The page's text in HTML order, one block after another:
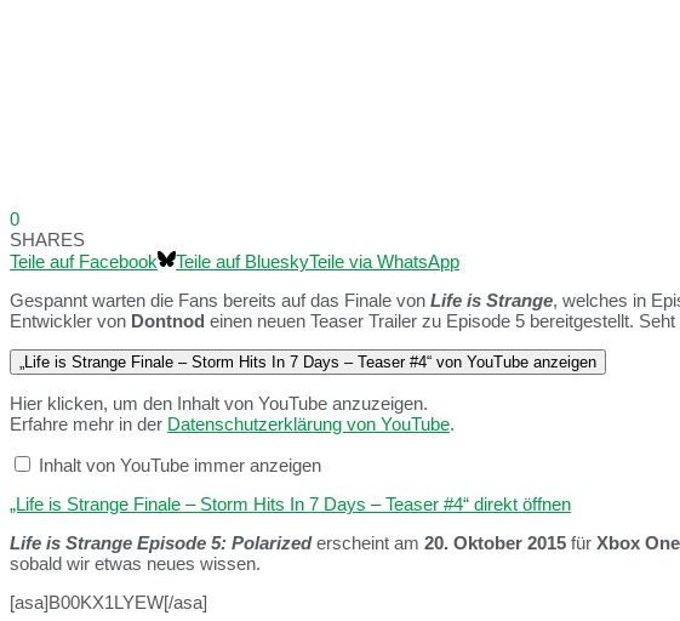
0
SHARES
Teile auf Facebook
Teile auf BlueskyTeile via WhatsApp
Gespannt warten die Fans bereits auf das Finale von Life is Strange, welches in
Entwickler von Dontnod einen neuen Teaser Trailer zu Episode 5 bereitgestellt. Seht
„Life is Strange Finale – Storm Hits In 7 Days – Teaser #4“ von YouTube anzeigen
Hier klicken, um den Inhalt von YouTube anzuzeigen.
Erfahre mehr in der Datenschutzerklärung von YouTube.
Inhalt von YouTube immer anzeigen
„Life is Strange Finale – Storm Hits In 7 Days – Teaser #4“ direkt öffnen
Life is Strange Episode 5: Polarizederscheint am 20. Oktober 2015 für Xbox One
sobald wir etwas neues wissen.
[asa]B00KX1LYEW[/asa]